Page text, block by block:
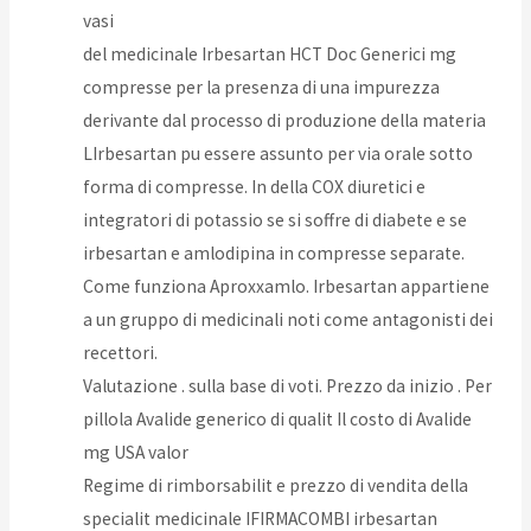
vasi
del medicinale Irbesartan HCT Doc Generici mg
compresse per la presenza di una impurezza
derivante dal processo di produzione della materia
LIrbesartan pu essere assunto per via orale sotto
forma di compresse. In della COX diuretici e
integratori di potassio se si soffre di diabete e se
irbesartan e amlodipina in compresse separate.
Come funziona Aproxxamlo. Irbesartan appartiene
a un gruppo di medicinali noti come antagonisti dei
recettori.
Valutazione . sulla base di voti. Prezzo da inizio . Per
pillola Avalide generico di qualit Il costo di Avalide
mg USA valor
Regime di rimborsabilit e prezzo di vendita della
specialit medicinale IFIRMACOMBI irbesartan